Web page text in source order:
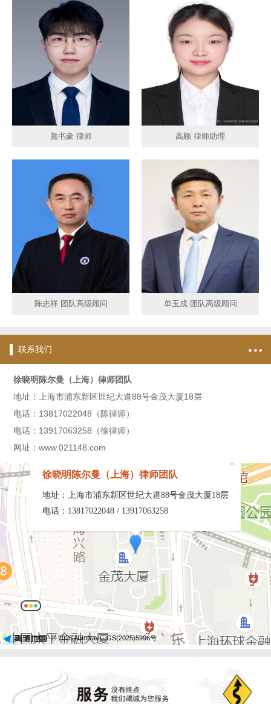
颜书豪 律师 高颖 律师助理
陈志祥 团队高级顾问 单玉成 团队高级顾问
联系我们
徐晓明陈尔曼（上海）律师团队
地址：上海市浦东新区世纪大道88号金茂大厦18层
电话：13817022048（陈律师）
电话：13917063258（徐律师）
网址：www.021148.com